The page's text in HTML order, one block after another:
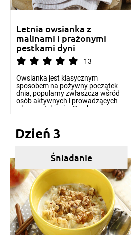
Letnia owsianka z
malinami i prażonymi
pestkami dyni
13
Owsianka jest klasycznym
sposobem na pożywny początek
dnia, popularny zwłaszcza wśród
osób aktywnych i prowadzących
zdrowy styl życia. Przek...
Dzień 3
Śniadanie